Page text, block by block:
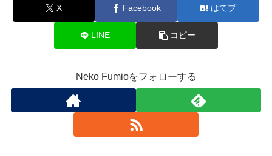
X Facebook はてブ
LINE コピー
Neko Fumioをフォローする